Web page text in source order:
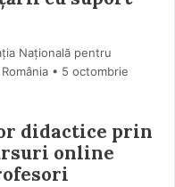
Națională pentru
5 octombrie
didactice prin
online